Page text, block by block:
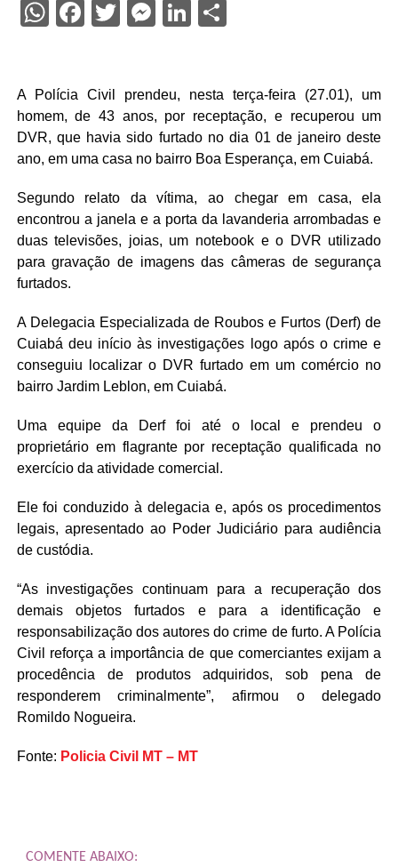
WhatsApp
Facebook
TwitterMessenger
LinkedIn
A Polícia Civil prendeu, nesta terça-feira (27.01), um
homem, de 43 anos, por receptação, e recuperou um
DVR, que havia sido furtado no dia 01 de janeiro deste
ano, em uma casa no bairro Boa Esperança, em Cuiabá.
Segundo relato da vítima, ao chegar em casa, ela
encontrou a janela e a porta da lavanderia arrombadas e
duas televisões, joias, um notebook e o DVR utilizado
para gravação de imagens das câmeras de segurança
furtados.
A Delegacia Especializada de Roubos e Furtos (Derf) de
Cuiabá deu início às investigações logo após o crime e
conseguiu localizar o DVR furtado em um comércio no
bairro Jardim Leblon, em Cuiabá.
Uma equipe da Derf foi até o local e prendeu o
proprietário em flagrante por receptação qualificada no
exercício da atividade comercial.
Ele foi conduzido à delegacia e, após os procedimentos
legais, apresentado ao Poder Judiciário para audiência
de custódia.
“As investigações continuam para a recuperação dos
demais objetos furtados e para a identificação e
responsabilização dos autores do crime de furto. A Polícia
Civil reforça a importância de que comerciantes exijam a
procedência de produtos adquiridos, sob pena de
responderem criminalmente”, afirmou o delegado
Romildo Nogueira.
Fonte: Policia Civil MT – MT
COMENTE ABAIXO: